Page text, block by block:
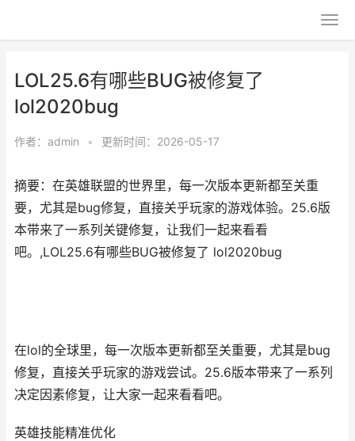
LOL25.6有哪些BUG被修复了
lol2020bug
作者： admin • 更新时间：2026-05-17
摘要：在英雄联盟的世界里，每一次版本更新都至关重
要，尤其是bug修复，直接关乎玩家的游戏体验。25.6版
本带来了一系列关键修复，让我们一起来看看
吧。,LOL25.6有哪些BUG被修复了 lol2020bug
在lol的全球里，每一次版本更新都至关重要，尤其是bug
修复，直接关乎玩家的游戏尝试。25.6版本带来了一系列
决定因素修复，让大家一起来看看吧。
英雄技能精准优化